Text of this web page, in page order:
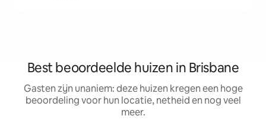
Best beoordeelde huizen in Brisbane
Gasten zijn unaniem: deze huizen kregen een hoge
beoordeling voor hun locatie, netheid en nog veel
meer.